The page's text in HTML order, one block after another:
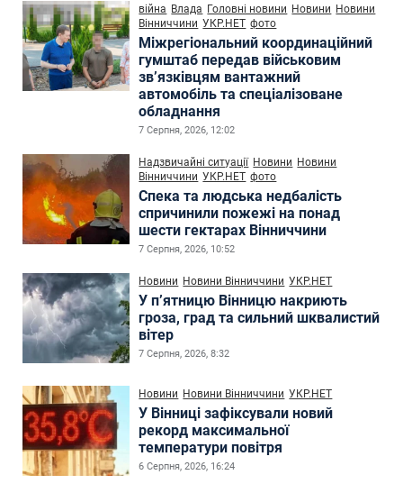
війна Влада Головні новини Новини Новини
Вінниччини УКР.НЕТ фото
Міжрегіональний координаційний
гумштаб передав військовим
зв’язківцям вантажний
автомобіль та спеціалізоване
обладнання
7 Серпня, 2026, 12:02
Надзвичайні ситуації Новини Новини
Вінниччини УКР.НЕТ фото
Спека та людська недбалість
спричинили пожежі на понад
шести гектарах Вінниччини
7 Серпня, 2026, 10:52
Новини Новини Вінниччини УКР.НЕТ
У п’ятницю Вінницю накриють
гроза, град та сильний шквалистий
вітер
7 Серпня, 2026, 8:32
Новини Новини Вінниччини УКР.НЕТ
У Вінниці зафіксували новий
рекорд максимальної
температури повітря
6 Серпня, 2026, 16:24